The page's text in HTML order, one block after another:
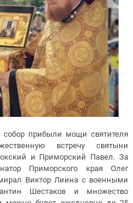
прибыли мощи святителя
встречу святыни
и Приморский Павел. За
Приморского края Олег
Виктор Лиина с военными
Шестаков и множество